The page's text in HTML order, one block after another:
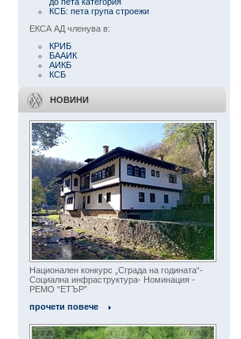
КСБ: пета група строежи
ЕКСА АД членува в:
КРИБ
БААИК
АИКБ
КСБ
НОВИНИ
Национален конкурс „Сграда на годината“-
Социална инфраструктура- Номинация -
РЕМО “ЕТЪР”
прочети повече